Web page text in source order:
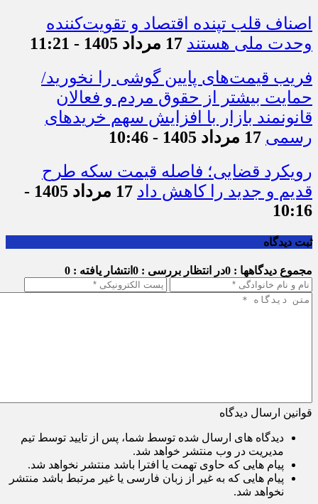
اصناف قلب تپنده اقتصاد و تقویت‌کننده
وحدت ملی هستند 17 مرداد 1405 - 11:21
فریب قیمت‌های پایین گوشی را نخورید/
حمایت بیشتر از حقوق مردم و فعالان
قانونمند بازار با افزایش سهم خریدهای
رسمی 17 مرداد 1405 - 10:46
رویکرد قضایی؛ فاصله قیمت سکه طرح
قدیم و جدید را کاهش داد
17 مرداد 1405 -
10:16
ثبت دیدگاه
مجموع دیدگاهها : 0 در انتظار بررسی : 0 انتشار یافته : 0
قوانین ارسال دیدگاه
دیدگاه های ارسال شده توسط شما، پس از تایید توسط تیم
مدیریت در وب منتشر خواهد شد.
پیام هایی که حاوی تهمت یا افترا باشد منتشر نخواهد شد.
پیام هایی که به غیر از زبان فارسی یا غیر مرتبط باشد منتشر
نخواهد شد.